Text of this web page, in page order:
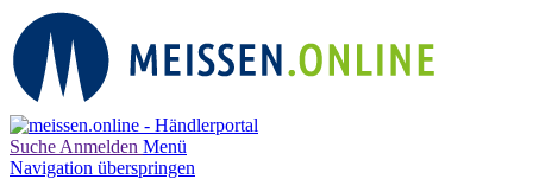
Suche Anmelden Menü
Navigation überspringen